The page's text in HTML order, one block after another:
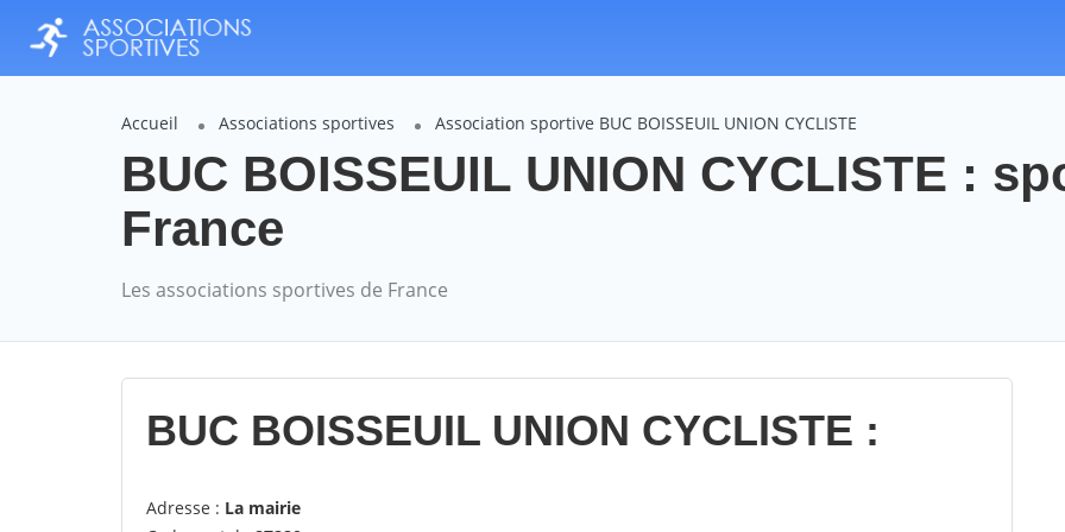
Accueil Associations sportives Association sportive BUC BOISSEUIL UNION CYCLISTE
BUC BOISSEUIL UNION CYCLISTE :
France
Les associations sportives de France
BUC BOISSEUIL UNION CYCLISTE :
Adresse : La mairie